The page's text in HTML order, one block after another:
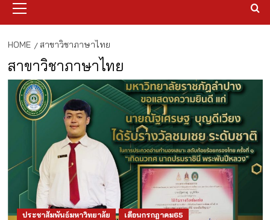
Menu
HOME สาขาวิชาภาษาไทย
สาขาวิชาภาษาไทย
ประชาสัมพันธ์มหาวิทยาลัย เดือนกรกฎาคม65